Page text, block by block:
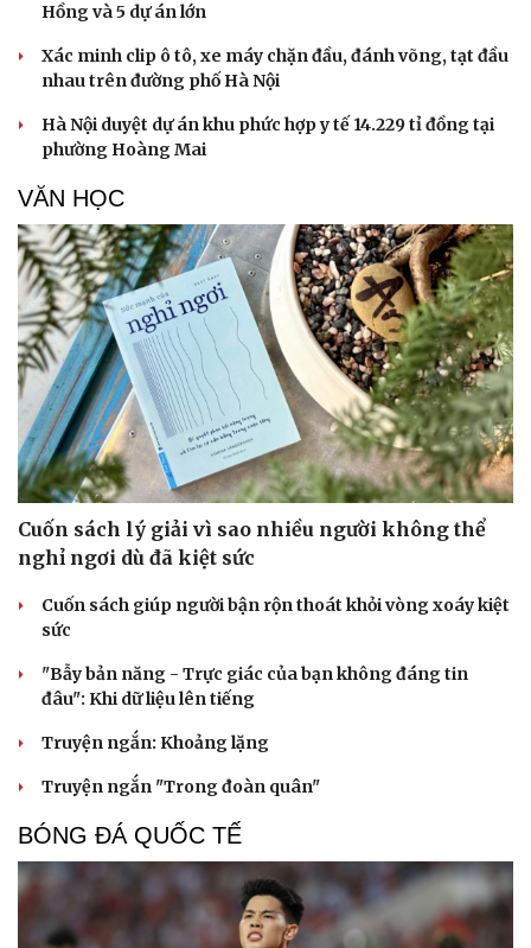
Sức khỏe
Dinh dưỡng - món ngon
Cây thuốc
Sản phụ khoa
Nhi khoa
Nam khoa
Phòng mạch online
Ăn sạch sống khỏe
Đời sống
Nhà đẹp
Hồng và 5 dự án lớn
Xác minh clip ô tô, xe máy chặn đầu, đánh võng, tạt đầu
nhau trên đường phố Hà Nội
Hà Nội duyệt dự án khu phức hợp y tế 14.229 tỉ đồng tại
phường Hoàng Mai
VĂN HỌC
Cuốn sách lý giải vì sao nhiều người không thể
nghỉ ngơi dù đã kiệt sức
Cuốn sách giúp người bận rộn thoát khỏi vòng xoáy kiệt
sức
"Bẫy bản năng - Trực giác của bạn không đáng tin
đâu": Khi dữ liệu lên tiếng
Truyện ngắn: Khoảng lặng
Truyện ngắn "Trong đoàn quân"
BÓNG ĐÁ QUỐC TẾ